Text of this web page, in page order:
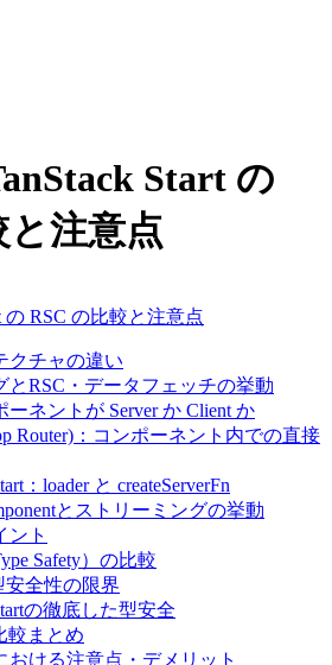
Start の
と注意点
の RSC の比較と注意点
クチャの違い
とRSC・データフェッチの挙動
ーネントが Server か Client か
Router)：コンポーネント内での直接
：loader と createServerFn
とストリーミングの挙動
ント
Safety）の比較
安全性の限界
の徹底した型安全
較まとめ
おける注意点・デメリット